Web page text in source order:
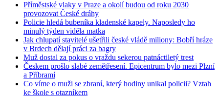
Příměstské vlaky v Praze a okolí budou od roku 2030
provozovat České dráhy
Policie hledá bubeníka kladenské kapely. Naposledy ho
minulý týden viděla matka
Jak chlupatí stavitelé ušetřili české vládě miliony: Bobří hráze
v Brdech dělají práci za bagry
Muž dostal za pokus o vraždu sekerou patnáctiletý trest
Českem prošlo slabé zemětřesení. Epicentrum bylo mezi Plzní
a Příbramí
Co víme o muži se zbraní, který hodiny unikal policii? Vztah
ke škole s otazníkem